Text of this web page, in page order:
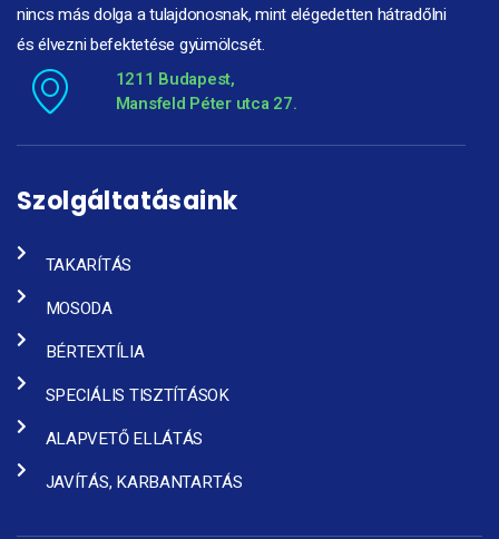
nincs más dolga a tulajdonosnak, mint elégedetten hátradőlni
és élvezni befektetése gyümölcsét.
1211 Budapest,
Mansfeld Péter utca 27.
Szolgáltatásaink
TAKARÍTÁS
MOSODA
BÉRTEXTÍLIA
SPECIÁLIS TISZTÍTÁSOK
ALAPVETŐ ELLÁTÁS
JAVÍTÁS, KARBANTARTÁS